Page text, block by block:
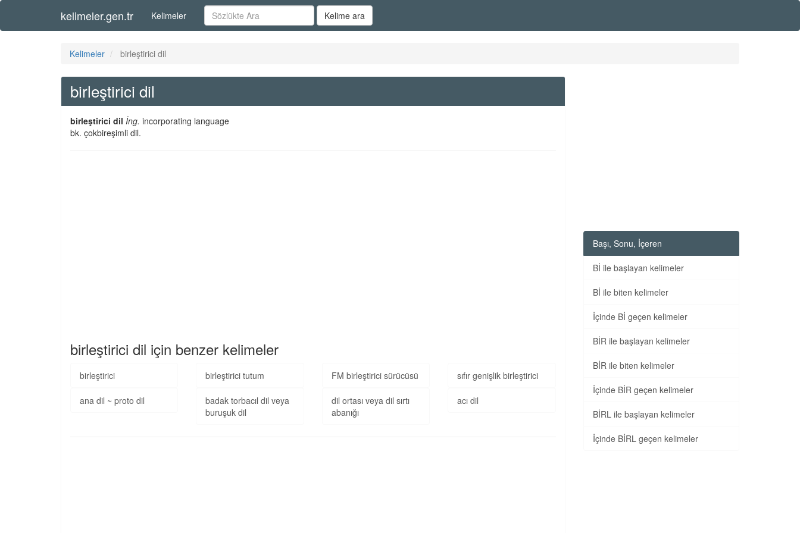
kelimeler.gen.tr Kelimeler Kelime ara
Kelimeler birleştirici dil
birleştirici dil
birleştirici dil İng. incorporating language
bk. çokbireşimli dil.
birleştirici dil için benzer kelimeler
birleştirici birleştirici tutum FM birleştirici sürücüsü sıfır genişlik birleştirici
ana dil ~ proto dil
badak torbacıl dil veya
buruşuk dil
dil ortası veya dil sırtı
abanığı
acı dil
Başı, Sonu, İçeren
Bİ ile başlayan kelimeler
Bİ ile biten kelimeler
İçinde Bİ geçen kelimeler
BİR ile başlayan kelimeler
BİR ile biten kelimeler
İçinde BİR geçen kelimeler
BİRL ile başlayan kelimeler
İçinde BİRL geçen kelimeler